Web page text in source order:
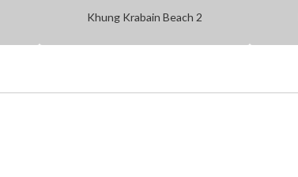
Khung Krabain Beach 2